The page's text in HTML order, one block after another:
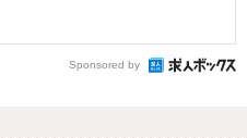
Sponsored by